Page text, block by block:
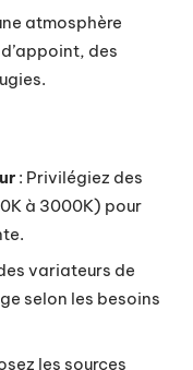
atmosphère
des
: Privilégiez des
à 3000K) pour
variateurs de
selon les besoins
les sources